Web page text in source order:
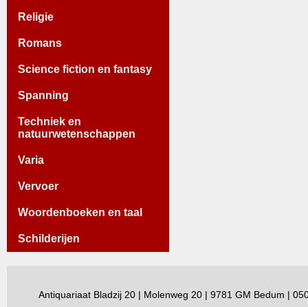
Religie
Romans
Science fiction en fantasy
Spanning
Techniek en
natuurwetenschappen
Varia
Vervoer
Woordenboeken en taal
Schilderijen
Antiquariaat Bladzij 20 | Molenweg 20 | 9781 GM Bedum |